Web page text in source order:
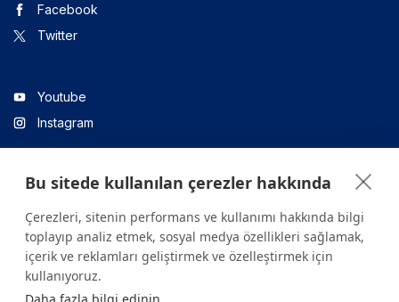
Facebook
Twitter
Youtube
Instagram
Linkedin
Sitede yer alan tüm içerikler yalnızca bilgilendirme amaçlıdır.
Sağlığınızla ilgili sorularınız için mutlaka doktoruza ya da bir sağlık
Bu sitede kullanılan çerezler hakkında
Çerezleri, sitenin performans ve kullanımı hakkında bilgi
toplayıp analiz etmek, sosyal medya özellikleri sağlamak,
içerik ve reklamları geliştirmek ve özelleştirmek için
kullanıyoruz.